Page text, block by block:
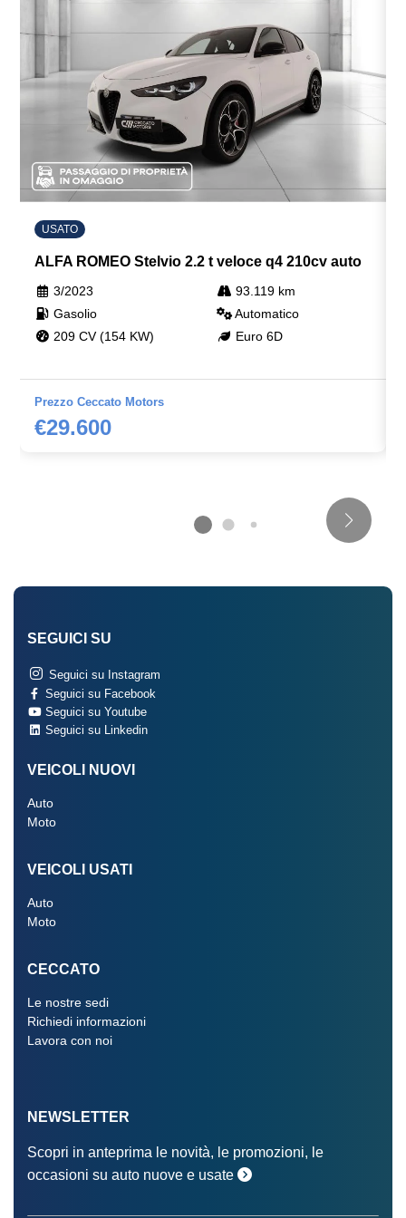
Portabicchieri
Portaoggetti aggiuntivi
Portellone bagagliaio elettrico
Pulsante start
Quadro strumenti da 5 con quadranti analogici
Radio digitale dab
Regolatore di velocità - cruise control
Sedili abbattibili
Servosterzo
Sicurezza
Sistema di assistenza al mantenimento della corsia
Sistema di riconoscimento stanchezza guidatore
Soglie d'ingresso posteriori in metallo
Specchietti retrovisori elettrici - riscaldabili
Taratura dello sterzo in funzione della velocità
Telecamera posteriore
USATO
ALFA ROMEO Stelvio 2.2 t veloce q4 210cv auto
3/2023
93.119 km
Gasolio
Automatico
209 CV (154 KW)
Euro 6D
Prezzo Ceccato Motors
€29.600
SEGUICI SU
Seguici su Instagram
Seguici su Facebook
Seguici su Youtube
Seguici su Linkedin
VEICOLI NUOVI
Auto
Moto
VEICOLI USATI
Auto
Moto
CECCATO
Le nostre sedi
Richiedi informazioni
Lavora con noi
NEWSLETTER
Scopri in anteprima le novità, le promozioni, le
occasioni su auto nuove e usate